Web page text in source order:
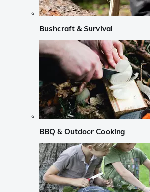
Bushcraft & Survival
BBQ & Outdoor Cooking